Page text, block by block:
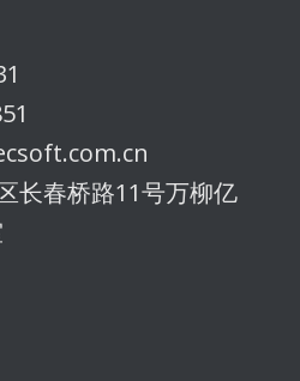
长春桥路11号万柳亿